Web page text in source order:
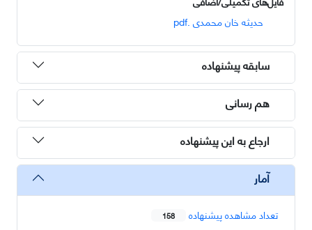
حدیثه خان محمدی .pdf
سابقه پیشنهاده
هم رسانی
ارجاع به این پیشنهاده
آمار
تعداد مشاهده پیشنهاده 158